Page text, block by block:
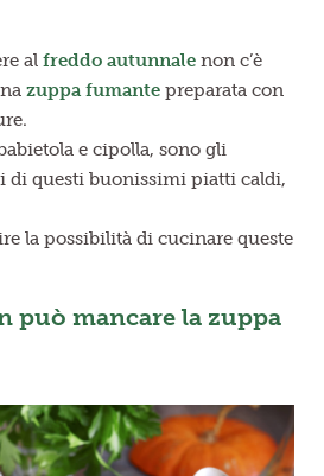
al freddo autunnale non c’è
zuppa fumante preparata con
e cipolla, sono gli
questi buonissimi piatti caldi,
la possibilità di cucinare queste
può mancare la zuppa